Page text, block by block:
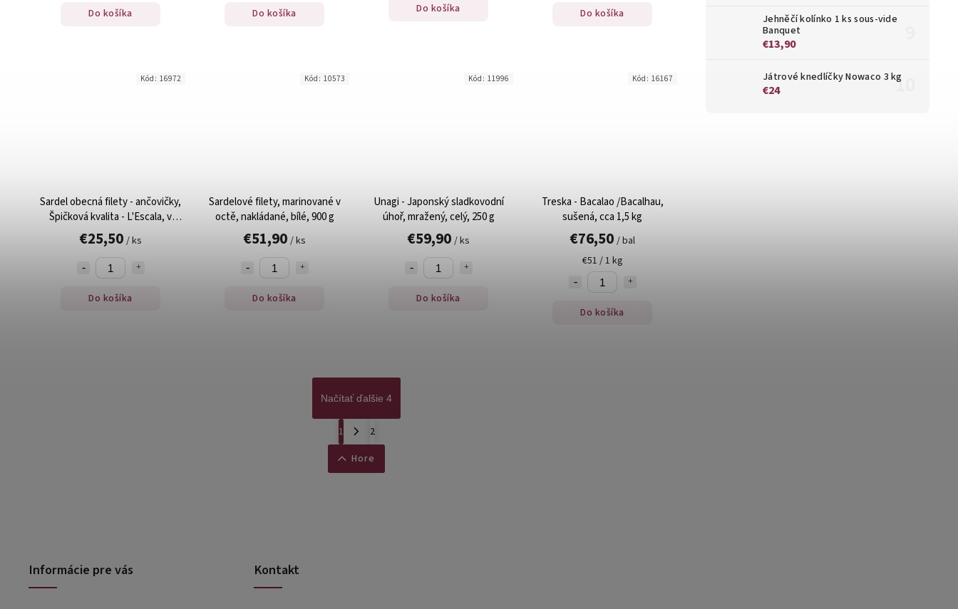
Jehněčí kolínko 1 ks sous-vide
Banquet
€13,90
Játrové knedlíčky Nowaco 3 kg
€24
Do košíka Do košíka Do košíka Do košíka
Sardel obecná filety - ančovičky,
Špičková kvalita - L'Escala, v
olivovém oleji, 100g
€25,50 / ks
Do košíka
Kód: 16972
Sardelové filety, marinované v
octě, nakládané, bílé, 900 g
€51,90 / ks
Do košíka
Kód: 10573
Unagi - Japonský sladkovodní
úhoř, mražený, celý, 250 g
€59,90 / ks
Do košíka
Kód: 11996
Treska - Bacalao /Bacalhau,
sušená, cca 1,5 kg
€76,50 / bal
€51 / 1 kg
Do košíka
Kód: 16167
Načítať ďalšie 4
1
2
Hore
Informácie pre vás Kontakt